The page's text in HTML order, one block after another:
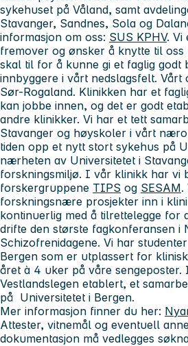
sykehuset på Våland, samt
Stavanger, Sandnes, Sola og
informasjon om oss: SUS KPHV. Vi
fremover og ønsker å knytte til oss
skal til for å kunne gi et faglig godt
innbyggere i vårt nedslagsfelt. Vårt
Sør-Rogaland. Klinikken har et
kan jobbe innen, og det er godt
andre klinikker. Vi har et tett
Stavanger og høyskoler i vårt
tiden opp et nytt stort sykehus på
nærheten av Universitetet i
forskningsmiljø. I vår klinikk har vi
forskergruppene TIPS og SESAM.
forskningsnære prosjekter inn i
kontinuerlig med å tilrettelegge for
drifte den største fagkonferansen i
Schizofrenidagene. Vi har
Bergen som er utplassert for
året à 4 uker på våre sengeposter.
Vestlandslegen etablert, et
på Universitetet i Bergen.
Mer informasjon finner du her:
Attester, vitnemål og eventuell
dokumentasjon må vedlegges